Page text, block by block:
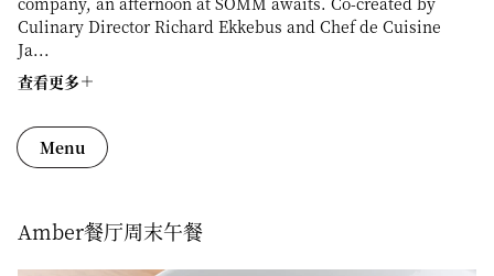
Culinary Director Richard Ekkebus and Chef de Cuisine
Ja...
查看更多
Menu
Amber餐厅周末午餐